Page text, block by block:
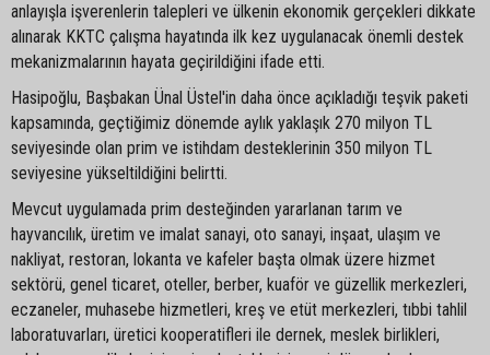
anlayışla işverenlerin talepleri ve ülkenin ekonomik gerçekleri dikkate
alınarak KKTC çalışma hayatında ilk kez uygulanacak önemli destek
mekanizmalarının hayata geçirildiğini ifade etti.
Hasipoğlu, Başbakan Ünal Üstel'in daha önce açıkladığı teşvik paketi
kapsamında, geçtiğimiz dönemde aylık yaklaşık 270 milyon TL
seviyesinde olan prim ve istihdam desteklerinin 350 milyon TL
seviyesine yükseltildiğini belirtti.
Mevcut uygulamada prim desteğinden yararlanan tarım ve
hayvancılık, üretim ve imalat sanayi, oto sanayi, inşaat, ulaşım ve
nakliyat, restoran, lokanta ve kafeler başta olmak üzere hizmet
sektörü, genel ticaret, oteller, berber, kuaför ve güzellik merkezleri,
eczaneler, muhasebe hizmetleri, kreş ve etüt merkezleri, tıbbi tahlil
laboratuvarları, üretici kooperatifleri ile dernek, meslek birlikleri,